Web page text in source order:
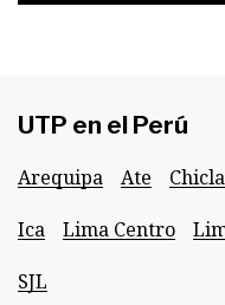
UTP en el Perú
Arequipa Ate
Ica
Lima Centro
SJL